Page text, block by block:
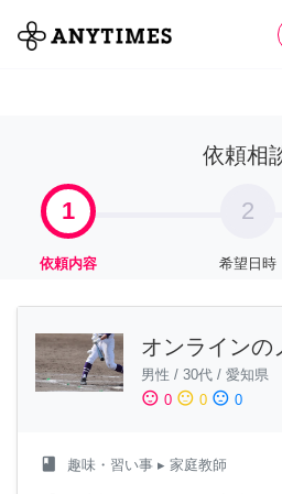
全て
依頼相
1
依頼内容
2
希望日時
オンラインの
男性 / 30代 / 愛知県
sentiment_satisfied 0 sentiment_neutral 0 sentiment_dissatisfied 0
class 趣味・習い事 ▸ 家庭教師